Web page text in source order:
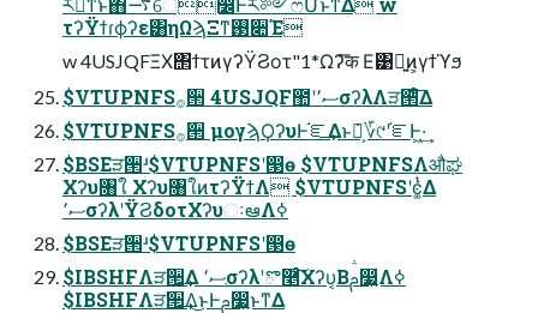
τʔΫϯɾϕʔε͸ηΩϡΞͳ࢓૊Έ
w 4USJQFΞΧ΢ϯτͷγʔΫϨοτ"1*Ωʔ͑͞क Ε͹ྑ͍ͷ͕γϯϓϧ
$VTUPNFS࡞੒ 4USJQF಺ʹސ٬σʔλΛੜ੒ͤ͞Δ
$VTUPNFS࡞੒ μογϡϘʔυͰ֬ೝ͢Δͱ݁Ռ͕؆୯ʹ֬ೝͰ͖·͢
$BSEੜ੒ʴ$VTUPNFSʹ൓ө $VTUPNFSΛऔಘ
Χʔυ৘ใ Χʔυ৘ใͷτʔΫϯΛ $VTUPNFSʹ݁ͼ͚ͭΔ
ސ٬σʔλʹΫϨδοτΧʔυઃఆΛߦ͏
$BSEੜ੒ʴ$VTUPNFSʹ൓ө
$IBSHFΛੜ੒͢Δ ސ٬σʔλʹొ࿥ͨ͠Χʔυ͔Βࢧ෷͍Λߦ͏
$IBSHFΛੜ੒͢Δ͜ͱͰࢧ෷͍ͱͳΔ